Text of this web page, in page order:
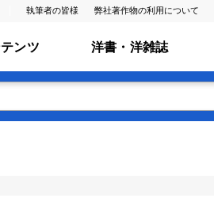
執筆者の皆様 弊社著作物の利用について
ンツ 洋書・洋雑誌